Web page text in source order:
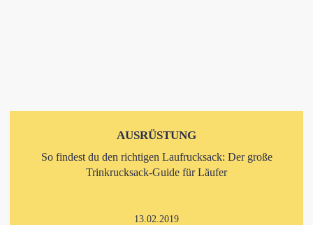
AUSRÜSTUNG
So findest du den richtigen Laufrucksack: Der große
Trinkrucksack-Guide für Läufer
13.02.2019